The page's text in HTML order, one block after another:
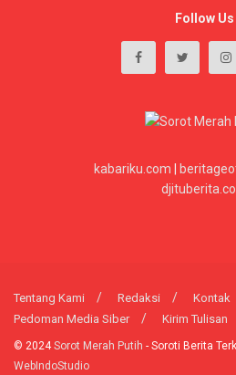
Follow Us
kabariku.com
Tentang Kami Redaksi Kontak
Pedoman Media Siber
Kirim Tulisan
© 2024Sorot Merah Putih - Soroti Berita
WebIndoStudio